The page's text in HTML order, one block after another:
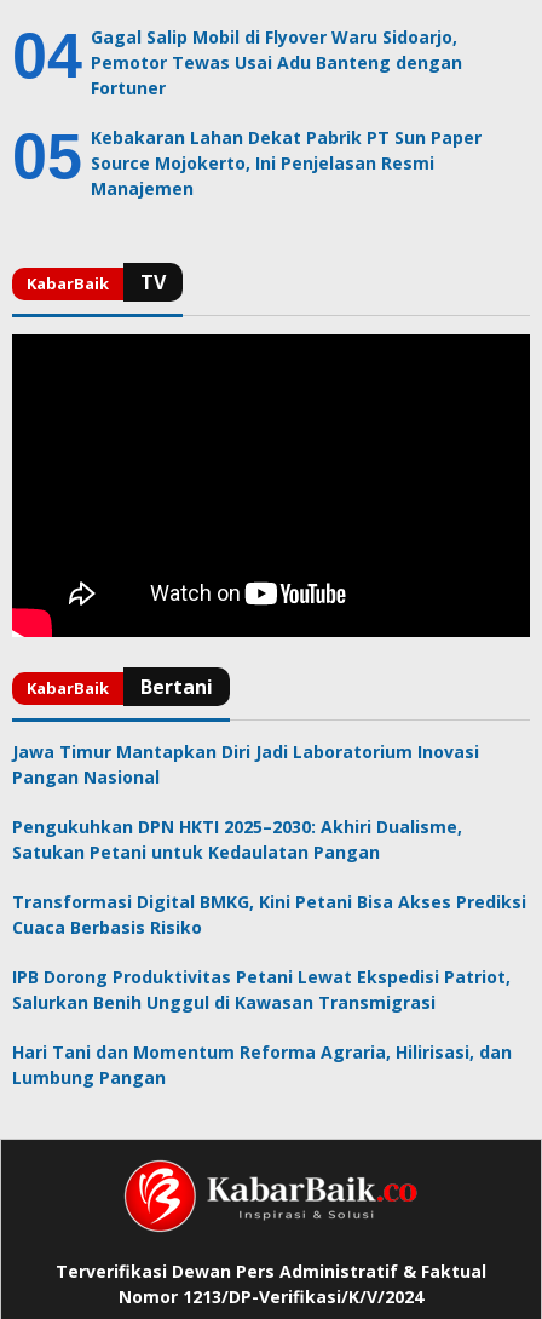
Gagal Salip Mobil di Flyover Waru Sidoarjo,
Pemotor Tewas Usai Adu Banteng dengan
Fortuner
Kebakaran Lahan Dekat Pabrik PT Sun Paper
Source Mojokerto, Ini Penjelasan Resmi
Manajemen
Jawa Timur Mantapkan Diri Jadi Laboratorium Inovasi
Pangan Nasional
Pengukuhkan DPN HKTI 2025–2030: Akhiri Dualisme,
Satukan Petani untuk Kedaulatan Pangan
Transformasi Digital BMKG, Kini Petani Bisa Akses Prediksi
Cuaca Berbasis Risiko
IPB Dorong Produktivitas Petani Lewat Ekspedisi Patriot,
Salurkan Benih Unggul di Kawasan Transmigrasi
Hari Tani dan Momentum Reforma Agraria, Hilirisasi, dan
Lumbung Pangan
Terverifikasi Dewan Pers Administratif & Faktual
Nomor 1213/DP-Verifikasi/K/V/2024